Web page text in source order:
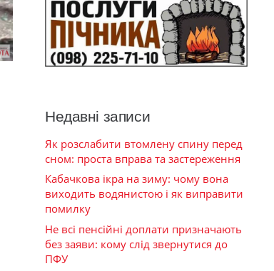
Недавні записи
Як розслабити втомлену спину перед
сном: проста вправа та застереження
Кабачкова ікра на зиму: чому вона
виходить водянистою і як виправити
помилку
Не всі пенсійні доплати призначають
без заяви: кому слід звернутися до
ПФУ